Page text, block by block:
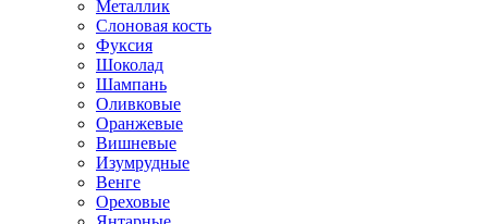
Металлик
Слоновая кость
Фуксия
Шоколад
Шампань
Оливковые
Оранжевые
Вишневые
Изумрудные
Венге
Ореховые